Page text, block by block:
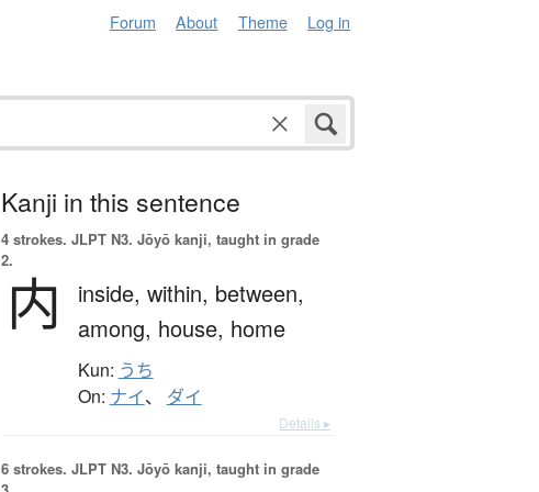
Forum About Theme Log in
Kanji in this sentence
4 strokes. JLPT N3. Jōyō kanji, taught in grade
2.
内 inside, within, between,
among, house, home
Kun: うち
On: ナイ、 ダイ
Details ▸
6 strokes. JLPT N3. Jōyō kanji, taught in grade